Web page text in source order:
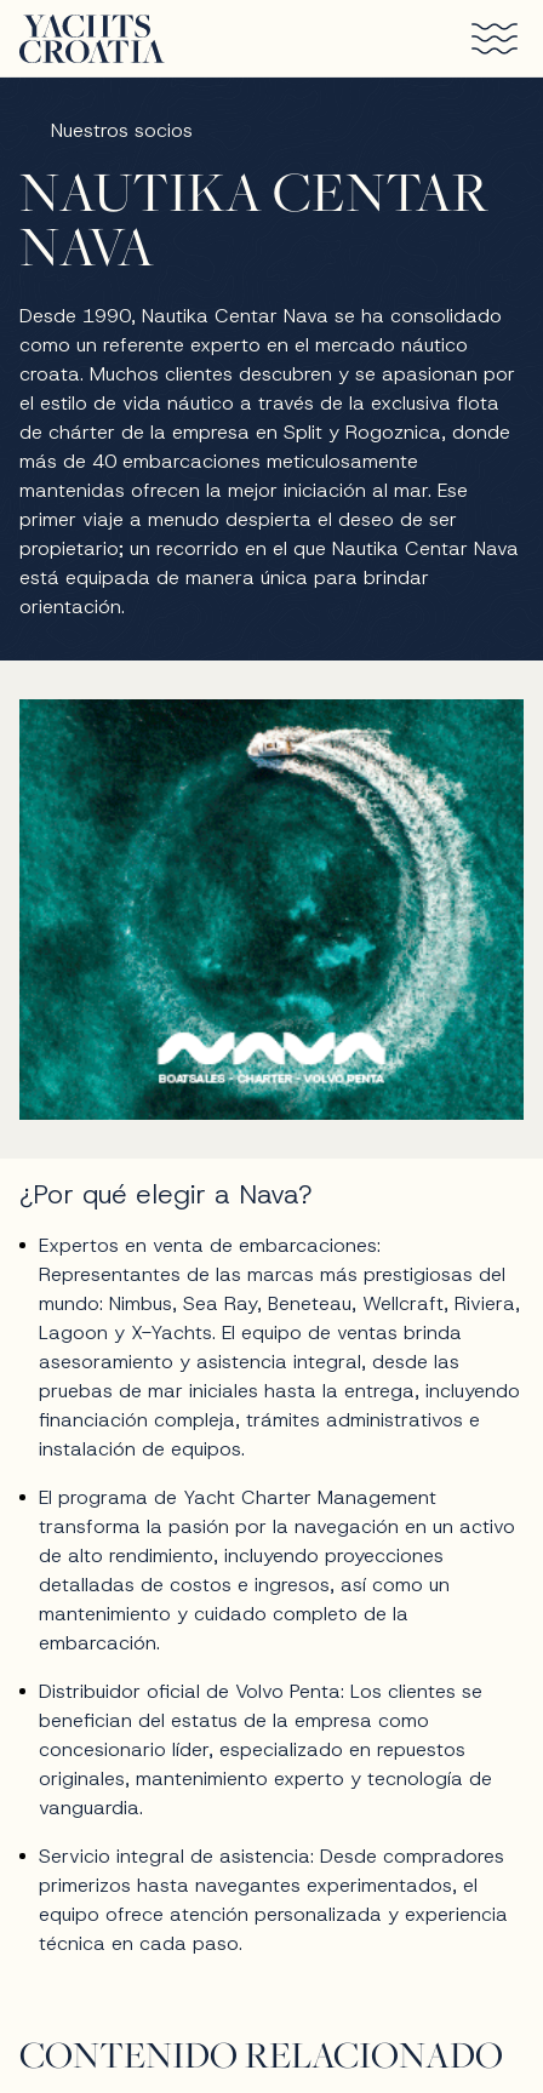
Saltar al contenido principal
Nuestros socios
NAUTIKA CENTAR
NAVA
Desde 1990, Nautika Centar Nava se ha consolidado
como un referente experto en el mercado náutico
croata. Muchos clientes descubren y se apasionan por
el estilo de vida náutico a través de la exclusiva flota
de chárter de la empresa en Split y Rogoznica, donde
más de 40 embarcaciones meticulosamente
mantenidas ofrecen la mejor iniciación al mar. Ese
primer viaje a menudo despierta el deseo de ser
propietario; un recorrido en el que Nautika Centar Nava
está equipada de manera única para brindar
orientación.
¿Por qué elegir a Nava?
Expertos en venta de embarcaciones:
Representantes de las marcas más prestigiosas del
mundo: Nimbus, Sea Ray, Beneteau, Wellcraft, Riviera,
Lagoon y X-Yachts. El equipo de ventas brinda
asesoramiento y asistencia integral, desde las
pruebas de mar iniciales hasta la entrega, incluyendo
financiación compleja, trámites administrativos e
instalación de equipos.
El programa de Yacht Charter Management
transforma la pasión por la navegación en un activo
de alto rendimiento, incluyendo proyecciones
detalladas de costos e ingresos, así como un
mantenimiento y cuidado completo de la
embarcación.
Distribuidor oficial de Volvo Penta: Los clientes se
benefician del estatus de la empresa como
concesionario líder, especializado en repuestos
originales, mantenimiento experto y tecnología de
vanguardia.
Servicio integral de asistencia: Desde compradores
primerizos hasta navegantes experimentados, el
equipo ofrece atención personalizada y experiencia
técnica en cada paso.
CONTENIDO RELACIONADO